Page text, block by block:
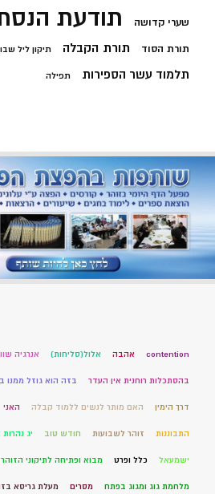
שערי קדושה תודעת
תורת הסוד תורת הקבלה תיקון ליל
תלמוד עשר הספירות תפילה
contention אהבה אלול(סליחות) אנרגיה
בהסתכלות רוחנית אין העדר בזה הוא גוזל ממנו
דרך הימין האם מותר לנשים ללמוד קבלה האני
התבוננות זוהר לשבועות חודש טוב יג
ישמעאל כלל ופרט מבוא ופתיחה לתיקוני הזוהר
מלחמת גוג ומגוג בפתח מסרים מעלת גריסא